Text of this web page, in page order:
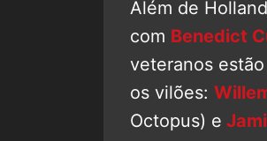
Além de
com Benedict
veteranos
os vilões:
Octopus) e